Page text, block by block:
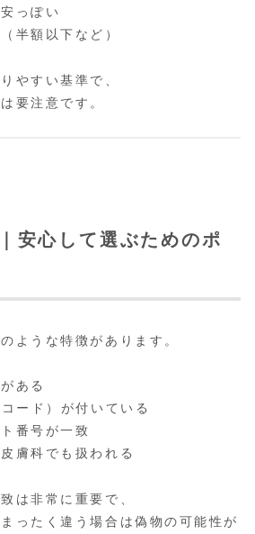
っぽい
半額以下など）
やすい基準で、
要注意です。
安心して選ぶためのポ
ような特徴があります。
ある
ード）が付いている
番号が一致
膚科でも扱われる
は非常に重要で、
ったく違う場合は偽物の可能性が